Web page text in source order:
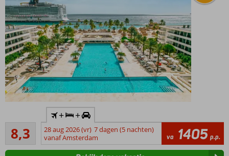
Mangrove
Beach
Luxe,
ruime
(swim-
up)
kamers
en
moderne
suites
3 extra à-la-
carte
restaurants
én 24/7
Waanzinnig
Corendon
resort
8,3
Zeer goed
1903
beoordelingen
+ +
28 aug 2026 (vr) 7 dagen (5 nachten)
vanaf Amsterdam
va 1405 p.p.